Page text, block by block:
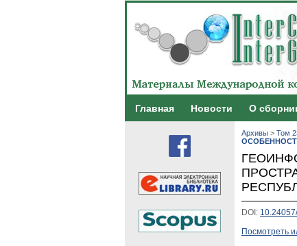
Главная Новости О
Архивы > Том
DOI:
Посмотреть